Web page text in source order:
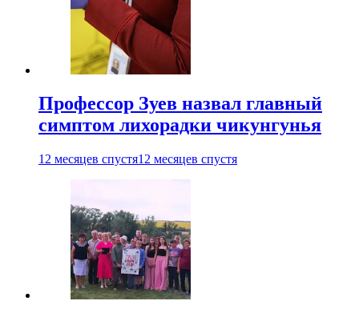
Профессор Зуев назвал главный
симптом лихорадки чикунгунья
12 месяцев спустя12 месяцев спустя